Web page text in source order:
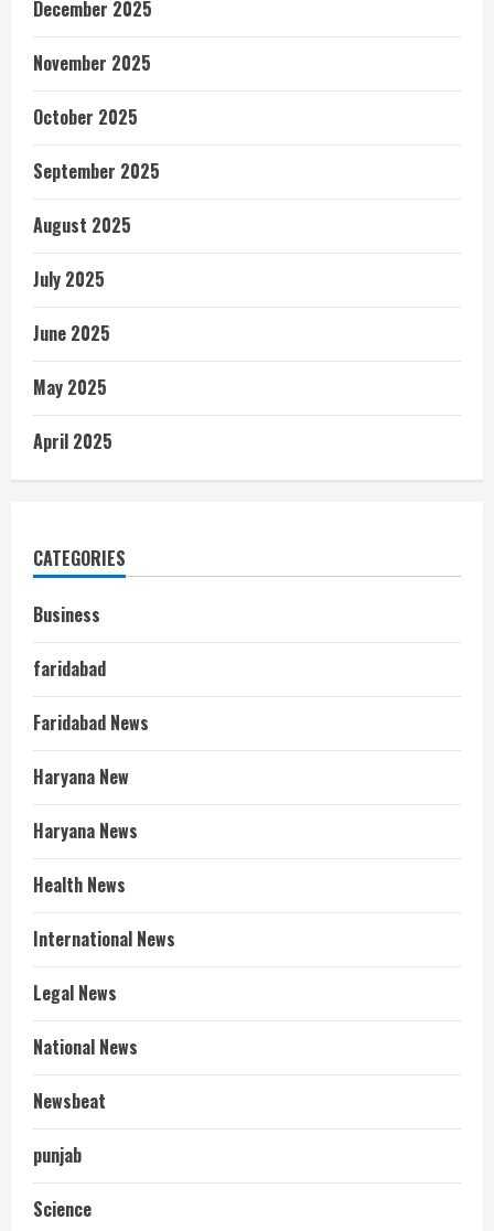
December 2025
November 2025
October 2025
September 2025
August 2025
July 2025
June 2025
May 2025
April 2025
CATEGORIES
Business
faridabad
Faridabad News
Haryana New
Haryana News
Health News
International News
Legal News
National News
Newsbeat
punjab
Science